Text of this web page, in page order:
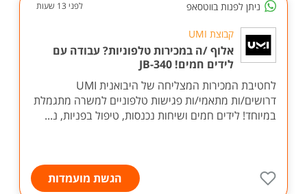
ניתן לפנות בווטסאפ לפני 13 שעות
קבוצת UMI
אלוף /ה במכירות טלפוניות? עבודה עם
לידים חמים! JB-340
לחטיבת המכירות המצליחה של היבואנית UMI
דרושים/ות מתאמי/ות פגישות טלפוניים למשרה מתגמלת
במיוחד! לידים חמים ושיחות נכנסות, טיפול בפניות, נ...
הגשת מועמדות